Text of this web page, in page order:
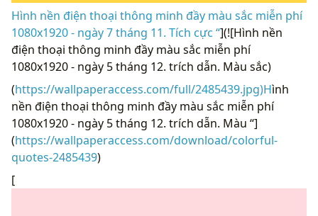
Hình nền điện thoại thông minh đầy màu sắc miễn phí
1080x1920 - ngày 7 tháng 11. Tích cực “](![Hình nền
điện thoại thông minh đầy màu sắc miễn phí
1080x1920 - ngày 5 tháng 12. trích dẫn. Màu sắc)
(https://wallpaperaccess.com/full/2485439.jpg)Hình
nền điện thoại thông minh đầy màu sắc miễn phí
1080x1920 - ngày 5 tháng 12. trích dẫn. Màu “]
(https://wallpaperaccess.com/download/colorful-
quotes-2485439)
[